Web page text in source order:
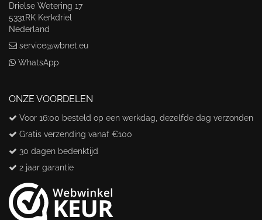
Drielse Wetering 17
5331RK Kerkdriel
Nederland
service@wbnet.eu
WhatsApp
ONZE VOORDELEN
Voor 16:00 besteld op een werkdag, dezelfde dag verzonden
Gratis verzending vanaf €100
30 dagen bedenktijd
2 jaar garantie